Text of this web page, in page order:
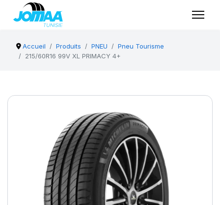
Accueil Produits PNEU
Pneu Tourisme
215/60R16 99V XL PRIMACY 4+